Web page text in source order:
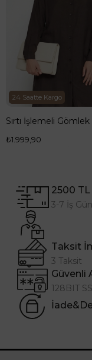
24 Saatte Kargo
₺1.999,90
2500
3-7 İş
Taksit
3 Taksit
Güvenli
128BIT